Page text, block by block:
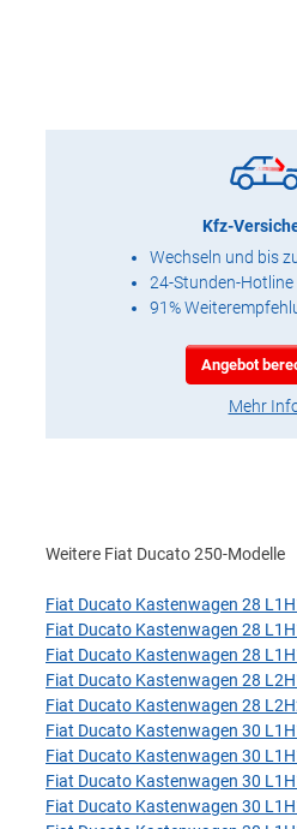
Kfz-
Wechseln und bis
24-Stunden-Hotline
91%
Angebot
Mehr
Weitere Fiat Ducato 250-Modelle
Fiat Ducato Kastenwagen 28
Fiat Ducato Kastenwagen 28
Fiat Ducato Kastenwagen 28
Fiat Ducato Kastenwagen 28
Fiat Ducato Kastenwagen 28
Fiat Ducato Kastenwagen 30
Fiat Ducato Kastenwagen 30
Fiat Ducato Kastenwagen 30
Fiat Ducato Kastenwagen 30